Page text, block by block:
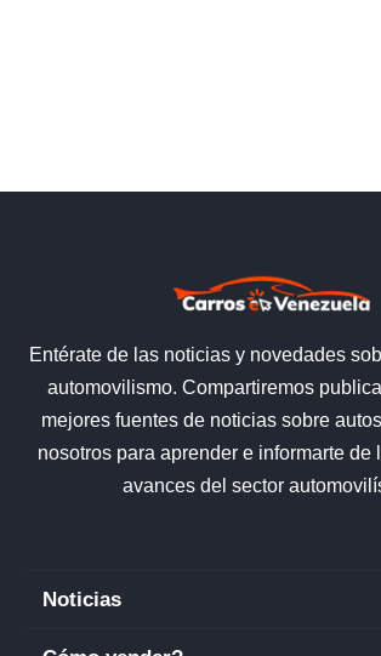
Entérate de las noticias y novedades
automovilismo. Compartiremos
mejores fuentes de noticias sobre
nosotros para aprender e informarte de
avances del sector
Noticias